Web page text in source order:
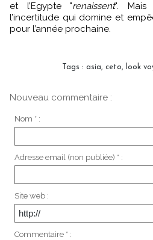
et l’Egypte "renaissent". Mais
l’incertitude qui domine et
pour l’année prochaine.
Tags : asia, ceto, look
Nouveau commentaire :
Nom * :
Adresse email (non publiée) * :
Site web :
Commentaire * :